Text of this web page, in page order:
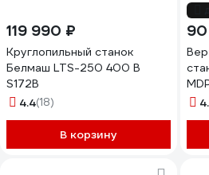
119 990 ₽
Круглопильный станок
Белмаш LTS-250 400 В
S172B
4.4(18)
В корзину